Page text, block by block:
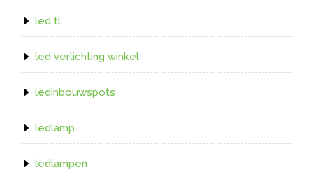
led tl
led verlichting winkel
ledinbouwspots
ledlamp
ledlampen